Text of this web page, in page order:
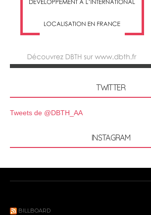
TWITTER
Tweets de @DBTH_AA
INSTAGRAM
BILLBOARD